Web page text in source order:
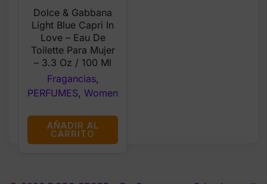
price
was:
$152.15.
is:
Dolce & Gabbana
Light Blue Capri In
Love – Eau De
Toilette Para Mujer
– 3.3 Oz / 100 Ml
Fragancias,
PERFUMES, Women
AÑADIR AL
CARRITO